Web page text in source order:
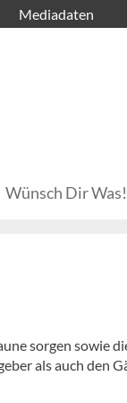
Mediadaten
Wünsch Dir Was!
sorgen sowie
als auch den